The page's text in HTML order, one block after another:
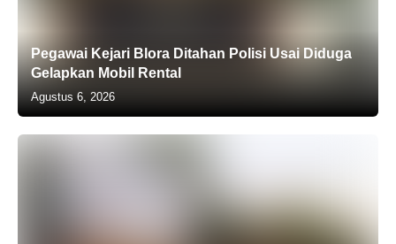
Pegawai Kejari Blora Ditahan Polisi Usai Diduga
Gelapkan Mobil Rental
Agustus 6, 2026